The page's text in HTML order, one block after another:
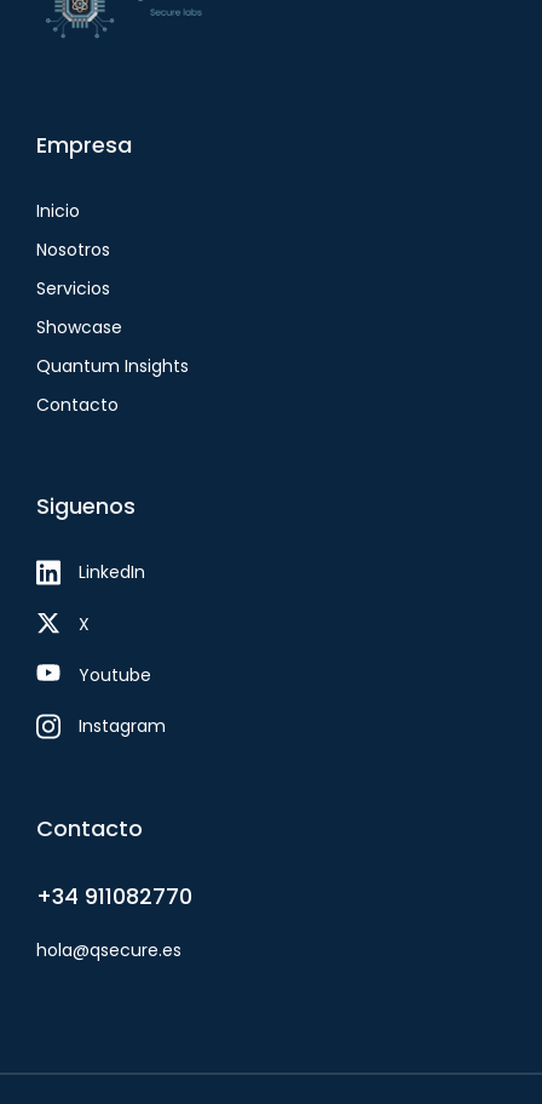
Empresa
Inicio
Nosotros
Servicios
Showcase
Quantum Insights
Contacto
Siguenos
LinkedIn
X
Youtube
Instagram
Contacto
+34 911082770
hola@qsecure.es